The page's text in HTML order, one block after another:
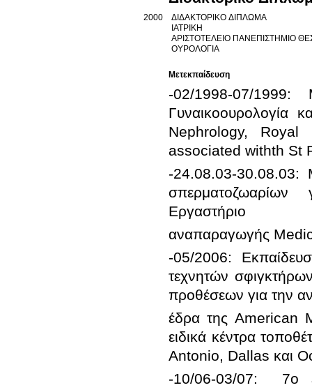
2000
ΔΙΔΑΚΤΟΡΙΚΟ ΔΙΠΛΩΜΑ
ΙΑΤΡΙΚΗ
ΑΡΙΣΤΟΤΕΛΕΙΟ ΠΑΝΕΠΙΣΤΗΜΙΟ
ΟΥΡΟΛΟΓΙΑ
Μετεκπαίδευση
-02/1998-07/1999:
Γυναικοουρολογία
Nephrology,
-24.08.03-30.08.03:
σπερματοζωαρίων
-05/2006:
τεχνητών
έδρα της American
ειδικά κέντρα
-10/06-03/07:  7ο